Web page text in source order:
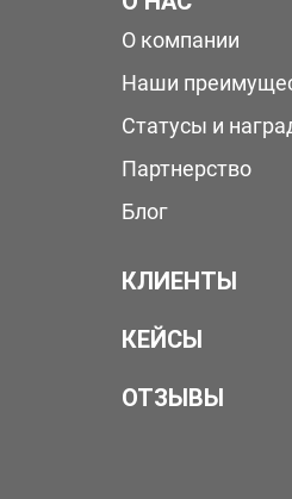
О компании
Наши
Статусы и
Партнерство
Блог
КЛИЕНТЫ
КЕЙСЫ
ОТЗЫВЫ